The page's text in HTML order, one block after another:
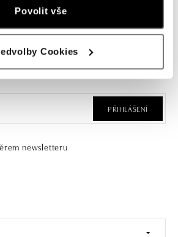
Povolit vše
Cookies
newsletteru
novinky a exkluzivní produkty.
PŘIHLÁŠENÍ
newsletteru